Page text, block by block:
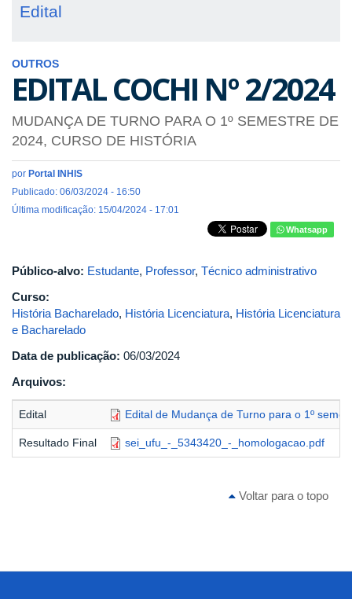
Edital
OUTROS
EDITAL COCHI Nº 2/2024
MUDANÇA DE TURNO PARA O 1º SEMESTRE DE
2024, CURSO DE HISTÓRIA
por Portal INHIS
Publicado: 06/03/2024 - 16:50
Última modificação: 15/04/2024 - 17:01
Whatsapp
Público-alvo: Estudante, Professor, Técnico administrativo
Curso:
História Bacharelado, História Licenciatura, História Licenciatura
e Bacharelado
Data de publicação: 06/03/2024
Arquivos:
Edital Edital de Mudança de Turno para o 1º
Resultado Final sei_ufu_-_5343420_-_homologacao.pdf
Voltar para o topo